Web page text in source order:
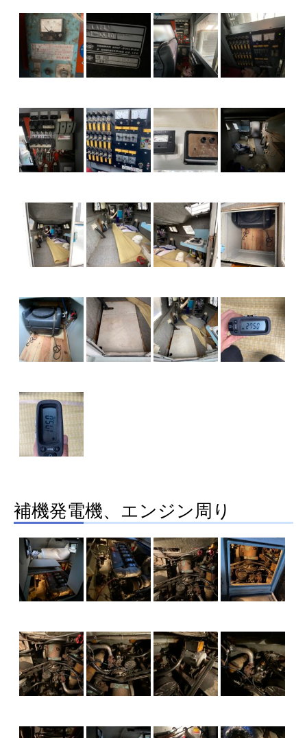
補機発電機、エンジン周り